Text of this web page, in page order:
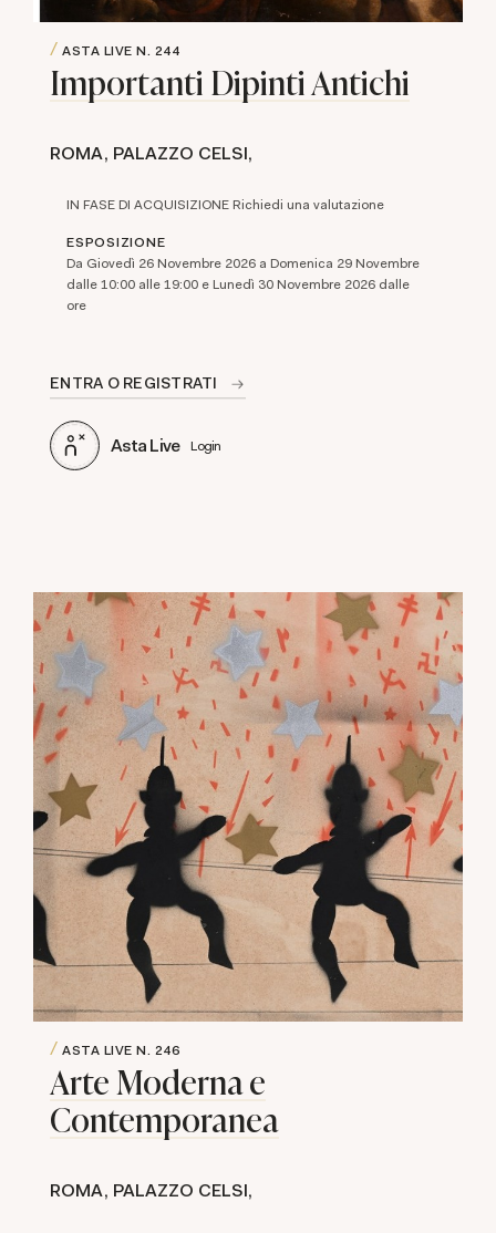
ASTA LIVE N. 244
Importanti Dipinti Antichi
ROMA, PALAZZO CELSI,
IN FASE DI ACQUISIZIONE Richiedi una valutazione
ESPOSIZIONE
Da Giovedì 26 Novembre 2026 a Domenica 29 Novembre
dalle 10:00 alle 19:00 e Lunedì 30 Novembre 2026 dalle
ore
ENTRA O REGISTRATI
Asta Live Login
ASTA LIVE N. 246
Arte Moderna e
Contemporanea
ROMA, PALAZZO CELSI,